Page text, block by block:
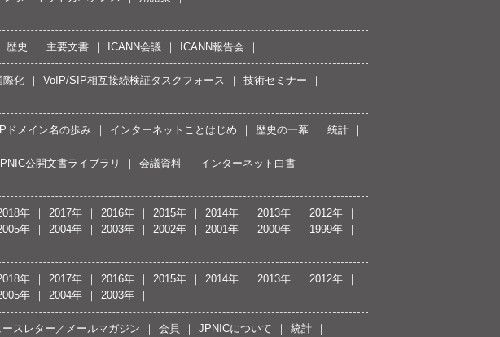
歴史 主要文書 ICANN会議 ICANN報告会
際化 VoIP/SIP相互接続検証タスクフォース
技術セミナー
ドメイン名の歩み インターネットことはじめ 歴史の一幕 統計
公開文書ライブラリ 会議資料
インターネット白書
年 2017年 2016年 2015年 2014年 2013年
2012年
年 2004年 2003年 2002年 2001年 2000年
1999年
年 2017年 2016年 2015年 2014年 2013年
2012年
年 2004年 2003年
ースレター／メールマガジン 会員 JPNICについて
統計